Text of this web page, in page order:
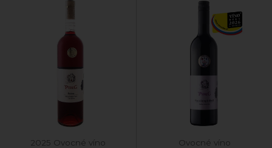
2025 Ovocné víno Ovocné víno